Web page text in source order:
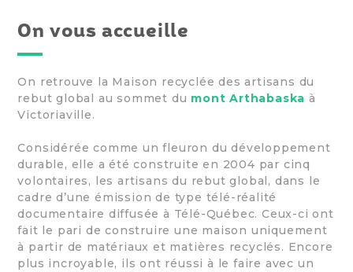
On vous accueille
On retrouve la Maison recyclée des artisans du
rebut global au sommet du mont Arthabaska à
Victoriaville.
Considérée comme un fleuron du développement
durable, elle a été construite en 2004 par cinq
volontaires, les artisans du rebut global, dans le
cadre d’une émission de type télé-réalité
documentaire diffusée à Télé-Québec. Ceux-ci ont
fait le pari de construire une maison uniquement
à partir de matériaux et matières recyclés. Encore
plus incroyable, ils ont réussi à le faire avec un